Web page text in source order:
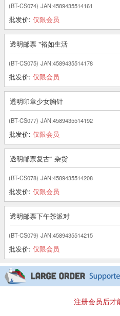
(BT-CS074) JAN:4589435514161
批发价: 仅限会员
透明邮票 "裕如生活
(BT-CS075) JAN:4589435514178
批发价: 仅限会员
透明印章少女胸针
(BT-CS077) JAN:4589435514192
批发价: 仅限会员
透明邮票复古* 杂货
(BT-CS078) JAN:4589435514208
批发价: 仅限会员
透明邮票下午茶派对
(BT-CS079) JAN:4589435514215
批发价: 仅限会员
注册会员后才